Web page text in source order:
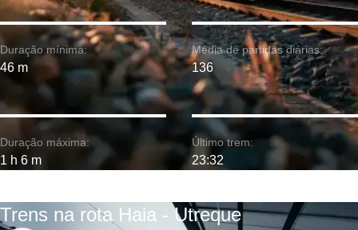
Duração mínima:
46 m
Duração máxima:
1 h 6 m
Média de partidas diárias:
136
Último trem:
23:32
Trens na rota Haia - Utreque